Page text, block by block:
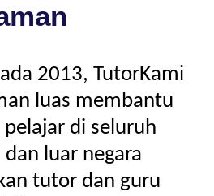
2013, TutorKami
luas membantu
di seluruh
dan luar negara
tutor dan guru